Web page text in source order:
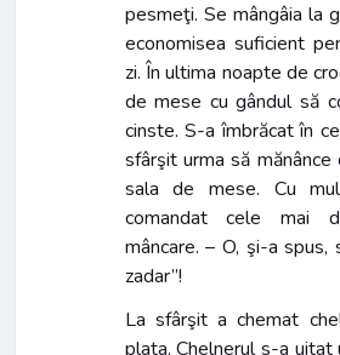
pesmeţi. Se mângâia la
economisea suficient
zi. În ultima noapte de
de mese cu gândul să
cinste. S-a îmbrăcat în
sfârşit urma să
sala de mese. Cu
comandat cele mai
mâncare. – O, şi-a
zadar”!
La sfârşit a chemat
plata. Chelnerul s-a uitat